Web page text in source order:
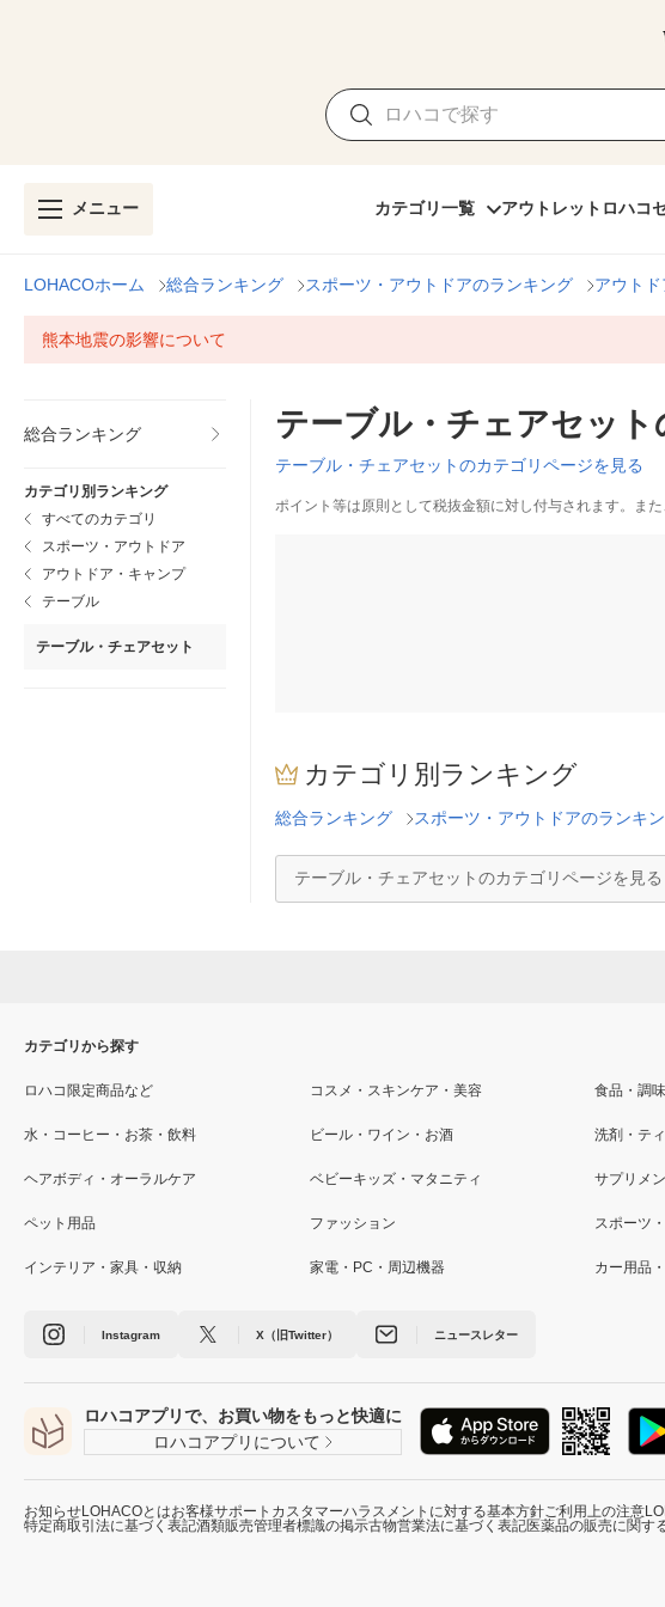
メニュー カテゴリ一覧 アウトレット ロハコ
LOHACOホーム 総合ランキング スポーツ・アウトドアのランキング アウト
熊本地震の影響について
総合ランキング
カテゴリ別ランキング
すべてのカテゴリ
スポーツ・アウトドア
アウトドア・キャンプ
テーブル
テーブル・チェアセット
テーブル・チェアセッ
テーブル・チェアセットのカテゴリページを見る
ポイント等は原則として税抜金額に対し付与されます。ま
カテゴリ別ランキング
総合ランキング スポーツ・アウトドアのランキ
テーブル・チェアセットのカテゴリページを見る
カテゴリから探す
ロハコ限定商品など コスメ・スキンケア・美容 食品・調
水・コーヒー・お茶・飲料 ビール・ワイン・お酒 洗剤・テ
ヘアボディ・オーラルケア ベビーキッズ・マタニティ サプリメ
ペット用品 ファッション スポーツ
インテリア・家具・収納 家電・PC・周辺機器 カー用品
Instagram X（旧Twitter） ニュースレター
ロハコアプリで、お買い物をもっと快適に
ロハコアプリについて
お知らせLOHACOとはお客様サポート カスタマーハラスメントに対する基本方針ご利用上の注意
特定商取引法に基づく表記酒類販売管理者標識の掲示古物営業法に基づく表記医薬品の販売に関す